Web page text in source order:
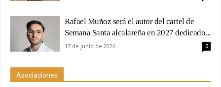
Rafael Muñoz será el autor del cartel de
Semana Santa alcalareña en 2027 dedicado...
17 de junio de 2026 0
Asociaciones